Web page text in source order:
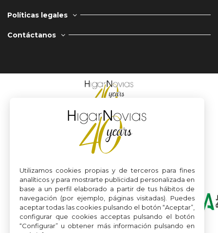
Políticas legales
Contáctanos
Utilizamos cookies propias y de terceros para fines
analíticos y para mostrarte publicidad personalizada en
base a un perfil elaborado a partir de tus hábitos de
navegación (por ejemplo, páginas visitadas). Puedes
aceptar todas las cookies pulsando el botón “Aceptar”,
configurar que cookies acceptas pulsando el botón
“Configurar” u obtener más información pulsando en